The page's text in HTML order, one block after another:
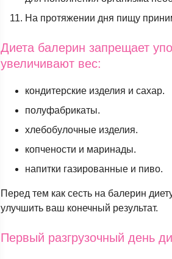
На протяжении дня пищу
Диета балерин запрещает
увеличивают вес:
кондитерские изделия и сахар.
полуфабрикаты.
хлебобулочные изделия.
копчености и маринады.
напитки газированные и пиво.
Перед тем как сесть на балерин
улучшить ваш конечный результат.
Первый разгрузочный день